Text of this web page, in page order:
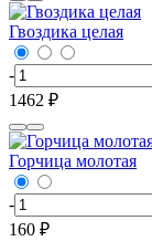
Гвоздика целая
-
1462 ₽
Горчица молотая
-
160 ₽